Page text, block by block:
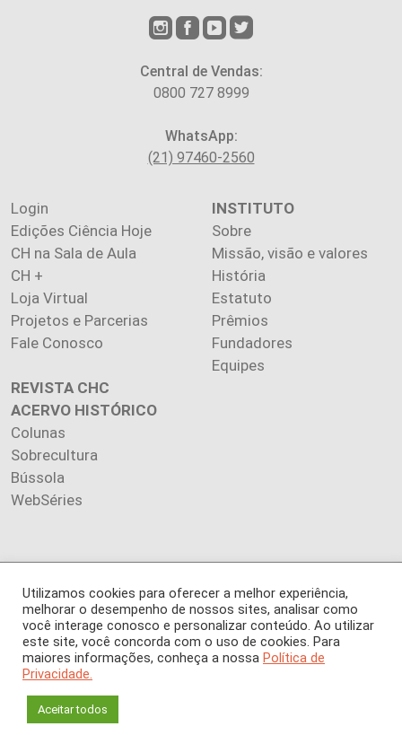
Central de Vendas:
0800 727 8999
WhatsApp:
(21) 97460-2560
Login
Edições Ciência Hoje
CH na Sala de Aula
CH +
Loja Virtual
Projetos e Parcerias
Fale Conosco
INSTITUTO
Sobre
Missão, visão e valores
História
Estatuto
Prêmios
Fundadores
Equipes
REVISTA CHC
ACERVO HISTÓRICO
Colunas
Sobrecultura
Bússola
WebSéries
Copyright 2026 INSTITUTO CIÊNCIA HOJE. Todos os direitos
reservados.
Os artigos publicados na revista refletem exclusivamente a
opinião de seus autores.
É proibida a reprodução, integral ou parcial, do conteúdo (imagens
Utilizamos cookies para oferecer a melhor experiência,
melhorar o desempenho de nossos sites, analisar como
você interage conosco e personalizar conteúdo. Ao utilizar
este site, você concorda com o uso de cookies. Para
maiores informações, conheça a nossa Política de
Privacidade.
Aceitar todos